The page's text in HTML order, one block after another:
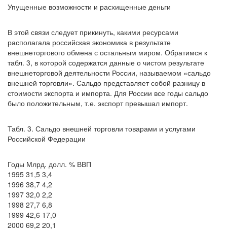
Упущенные возможности и расхищенные деньги
В этой связи следует прикинуть, какими ресурсами
располагала российская экономика в результате
внешнеторгового обмена с остальным миром. Обратимся к
табл. 3, в которой содержатся данные о чистом результате
внешнеторговой деятельности России, называемом «сальдо
внешней торговли». Сальдо представляет собой разницу в
стоимости экспорта и импорта. Для России все годы сальдо
было положительным, т.е. экспорт превышал импорт.
Табл. 3. Сальдо внешней торговли товарами и услугами
Российской Федерации
Годы Млрд. долл. % ВВП
1995 31,5 3,4
1996 38,7 4,2
1997 32,0 2,2
1998 27,7 6,8
1999 42,6 17,0
2000 69,2 20,1